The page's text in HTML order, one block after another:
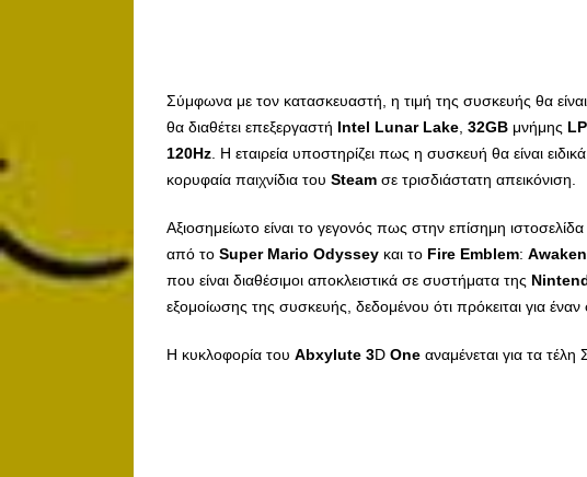
Σύμφωνα με τον κατασκευαστή, η τιμή της συσκευής θα
θα διαθέτει επεξεργαστή Intel Lunar Lake 32GB μνήμης
120Hz . Η εταιρεία υποστηρίζει πως η συσκευή θα είναι
κορυφαία παιχνίδια του Steam σε τρισδιάστατη απεικόνιση.
Αξιοσημείωτο είναι το γεγονός πως στην επίσημη
από το Super Mario Odyssey και το Fire Emblem:
που είναι διαθέσιμοι αποκλειστικά σε συστήματα της
εξομοίωσης της συσκευής, δεδομένου ότι πρόκειται για
Η κυκλοφορία του Abxylute 3D One αναμένεται για τα